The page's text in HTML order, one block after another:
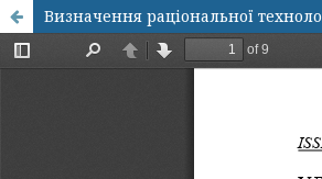
Визначення раціональної